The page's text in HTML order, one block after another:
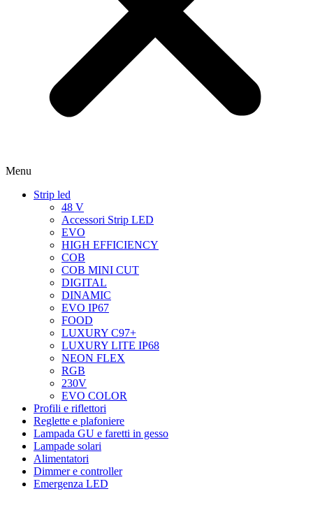
Menu
Strip led
48 V
Accessori Strip LED
EVO
HIGH EFFICIENCY
COB
COB MINI CUT
DIGITAL
DINAMIC
EVO IP67
FOOD
LUXURY C97+
LUXURY LITE IP68
NEON FLEX
RGB
230V
EVO COLOR
Profili e riflettori
Reglette e plafoniere
Lampada GU e faretti in gesso
Lampade solari
Alimentatori
Dimmer e controller
Emergenza LED